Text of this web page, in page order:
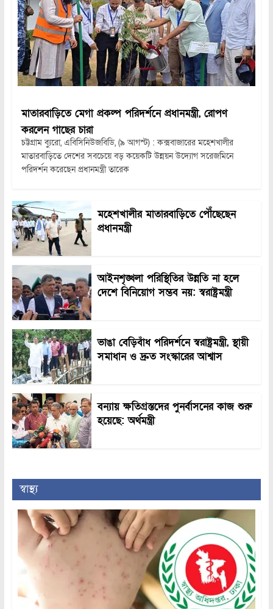
মাতারবাড়িতে মেগা প্রকল্প পরিদর্শনে প্রধানমন্ত্রী, রোপণ
করলেন গাছের চারা
চট্টগ্রাম ব্যুরো, এবিসিনিউজবিডি, (৯ আগস্ট) : কক্সবাজারের মহেশখালীর
মাতারবাড়িতে দেশের সবচেয়ে বড় কয়েকটি উন্নয়ন উদ্যোগ সরেজমিনে
পরিদর্শন করেছেন প্রধানমন্ত্রী তারেক
মহেশখালীর মাতারবাড়িতে পৌঁছেছেন
প্রধানমন্ত্রী
আইনশৃঙ্খলা পরিস্থিতির উন্নতি না হলে
দেশে বিনিয়োগ সম্ভব নয়: স্বরাষ্ট্রমন্ত্রী
ভাঙা বেড়িবাঁধ পরিদর্শনে স্বরাষ্ট্রমন্ত্রী, স্থায়ী
সমাধান ও দ্রুত সংস্কারের আশ্বাস
বন্যায় ক্ষতিগ্রস্তদের পুনর্বাসনের কাজ শুরু
হয়েছে: অর্থমন্ত্রী
স্বাস্থ্য